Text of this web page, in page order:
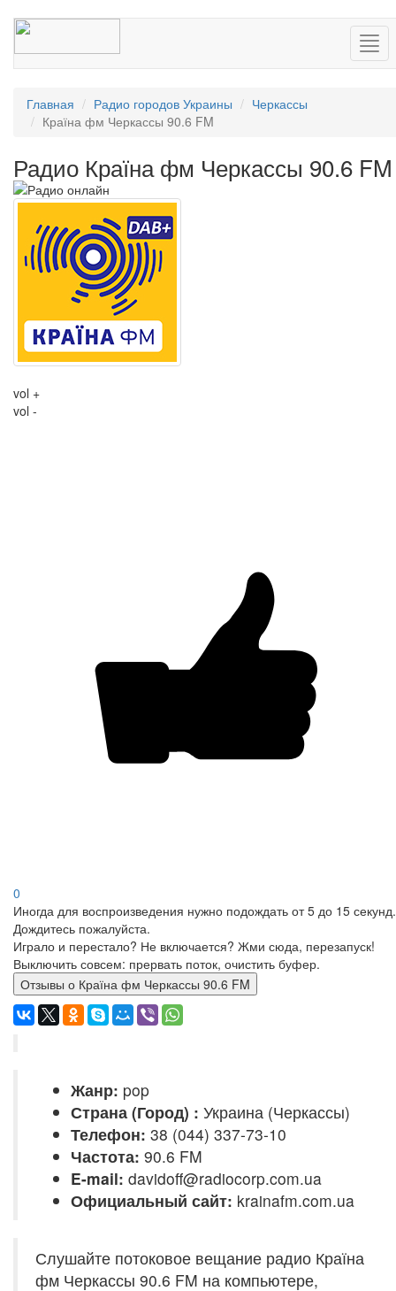
Главная Радио городов Украины
Черкассы
Країна фм Черкассы 90.6 FM
Радио Країна фм Черкассы 90.6 FM
vol +
vol -
0
Иногда для воспроизведения нужно подождать от 5 до 15 секунд.
Дождитесь пожалуйста.
Играло и перестало? Не включается? Жми сюда, перезапуск!
Выключить совсем: прервать поток, очистить буфер.
Отзывы о Країна фм Черкассы 90.6 FM
Жанр: pop
Страна (Город) : Украина (Черкассы)
Телефон: 38 (044) 337-73-10
Частота: 90.6 FM
E-mail: davidoff@radiocorp.com.ua
Официальный сайт: krainafm.com.ua
Слушайте потоковое вещание радио Країна
фм Черкассы 90.6 FM на компьютере,